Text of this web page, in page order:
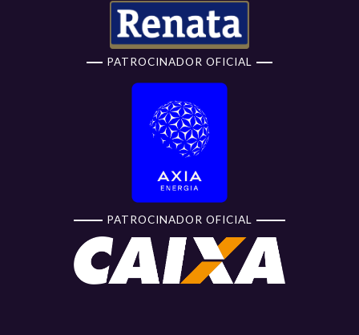
PATROCINADOR OFICIAL
PATROCINADOR OFICIAL